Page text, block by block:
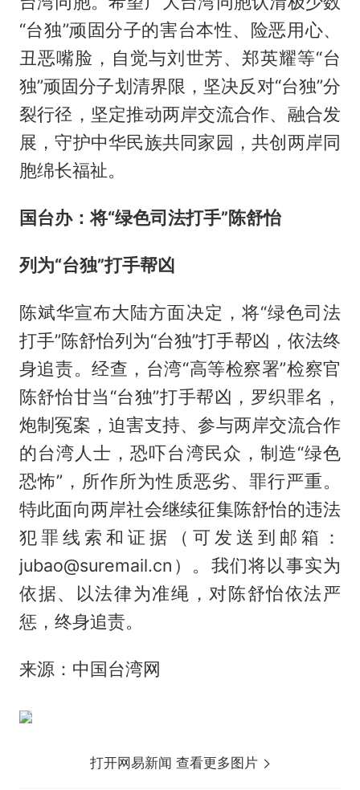
“台独”顽固分子的害台本性、险恶用心、
丑恶嘴脸，自觉与刘世芳、郑英耀等“台
独”顽固分子划清界限，坚决反对“台独”分
裂行径，坚定推动两岸交流合作、融合发
展，守护中华民族共同家园，共创两岸同
胞绵长福祉。
国台办：将“绿色司法打手”陈舒怡
列为“台独”打手帮凶
陈斌华宣布大陆方面决定，将“绿色司法
打手”陈舒怡列为“台独”打手帮凶，依法终
身追责。经查，台湾“高等检察署”检察官
陈舒怡甘当“台独”打手帮凶，罗织罪名，
炮制冤案，迫害支持、参与两岸交流合作
的台湾人士，恐吓台湾民众，制造“绿色
恐怖”，所作所为性质恶劣、罪行严重。
特此面向两岸社会继续征集陈舒怡的违法
犯罪线索和证据（可发送到邮箱：
jubao@suremail.cn）。我们将以事实为
依据、以法律为准绳，对陈舒怡依法严
惩，终身追责。
来源：中国台湾网
打开网易新闻 查看更多图片